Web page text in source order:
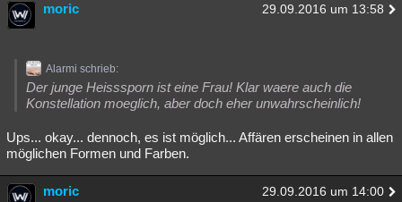
moric 29.09.2016 um 13:58
Alarmi schrieb:
Der junge Heisssporn ist eine Frau! Klar waere auch die
Konstellation moeglich, aber doch eher unwahrscheinlich!
Ups... okay... dennoch, es ist möglich... Affären erscheinen in allen
möglichen Formen und Farben.
moric 29.09.2016 um 14:00